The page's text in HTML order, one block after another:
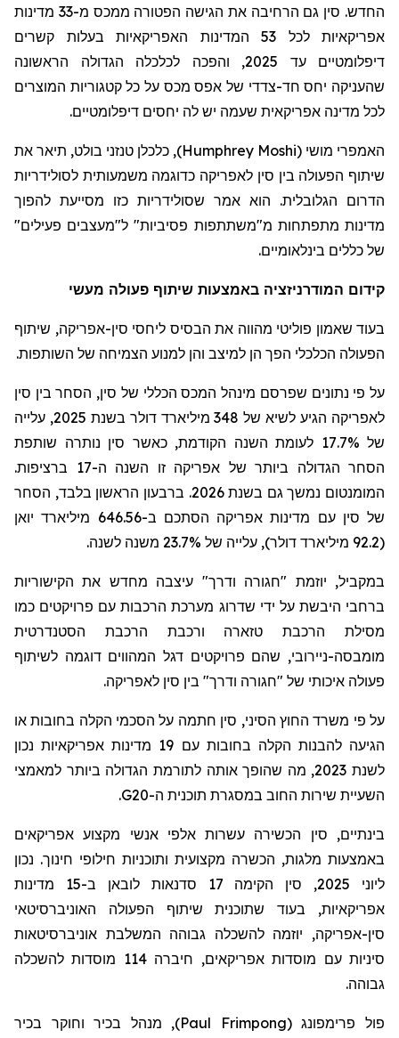
החדש. סין גם הרחיבה את הגישה הפטורה ממכס מ-33 מדינות
אפריקאיות לכל 53 המדינות האפריקאיות בעלות קשרים
דיפלומטיים עד 2025, והפכה לכלכלה הגדולה הראשונה
שהעניקה יחס חד-צדדי של אפס מכס על כל קטגוריות המוצרים
לכל מדינה אפריקאית שעמה יש לה יחסים דיפלומטיים.
האמפרי מושי (
Humphrey Moshi
), כלכלן טנזני בולט, תיאר את
שיתוף הפעולה בין סין לאפריקה כדוגמה משמעותית לסולידריות
הדרום הגלובלית. הוא אמר שסולידריות כזו מסייעת להפוך
מדינות מתפתחות מ"משתתפות פסיביות" ל"מעצבים פעילים"
של כללים בינלאומיים.
קידום המודרניזציה באמצעות שיתוף פעולה מעשי
בעוד שאמון פוליטי מהווה את הבסיס ליחסי סין-אפריקה, שיתוף
הפעולה הכלכלי הפך הן למיצב והן למנוע הצמיחה של השותפות.
על פי נתונים שפרסם מינהל המכס הכללי של סין, הסחר בין סין
לאפריקה הגיע לשיא של 348 מיליארד דולר בשנת 2025, עלייה
של 17.7% לעומת השנה הקודמת, כאשר סין נותרה שותפת
הסחר הגדולה ביותר של אפריקה זו השנה ה-17 ברציפות.
המומנטום נמשך גם בשנת 2026. ברבעון הראשון בלבד, הסחר
של סין עם מדינות אפריקה הסתכם ב-646.56 מיליארד יואן
(92.2 מיליארד דולר), עלייה של 23.7% משנה לשנה.
במקביל, יוזמת "חגורה ודרך" עיצבה מחדש את הקישוריות
ברחבי היבשת על ידי שדרוג מערכת הרכבות עם פרויקטים כמו
מסילת הרכבת טזארה ורכבת הרכבת הסטנדרטית
מומבסה-ניירובי, שהם פרויקטים דגל המהווים דוגמה לשיתוף
פעולה איכותי של "חגורה ודרך" בין סין לאפריקה.
על פי משרד החוץ הסיני, סין חתמה על הסכמי הקלה בחובות או
הגיעה להבנות הקלה בחובות עם 19 מדינות אפריקאיות נכון
לשנת 2023, מה שהופך אותה לתורמת הגדולה ביותר למאמצי
השעיית שירות החוב במסגרת תוכנית ה-G20
.
בינתיים, סין הכשירה עשרות אלפי אנשי מקצוע אפריקאים
באמצעות מלגות, הכשרה מקצועית ותוכניות חילופי חינוך. נכון
ליוני 2025, סין הקימה 17 סדנאות לוב
א
ן ב-15 מדינות
אפריקאיות, בעוד שתוכנית שיתוף הפעולה האוניברסיטאי
סין-אפריקה, יוזמה להשכלה גבוהה המשלבת אוניברסיטאות
סיניות עם מוסדות אפריקאים, חיברה 114 מוסדות להשכלה
גבוהה.
פול פרימפונג(
Paul Frimpong
), מנהל בכיר וחוקר בכיר